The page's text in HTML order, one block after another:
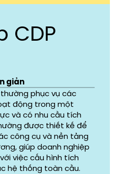
CDP
giản
phục vụ các
động trong một
và có nhu cầu tích
được thiết kế để
công cụ và nền tảng
giúp doanh nghiệp
việc cấu hình tích
hệ thống toàn cầu.